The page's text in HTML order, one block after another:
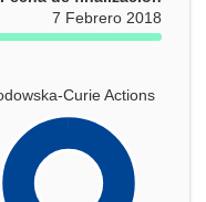
7 Febrero 2018
Curie Actions